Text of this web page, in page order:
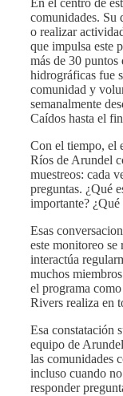
En el centro de
comunidades. Su
o realizar
que impulsa este
más de 30 puntos
hidrográficas fue
comunidad y
semanalmente
Caídos hasta el
Con el tiempo, el
Ríos de Arundel
muestreos: cada
preguntas. ¿Qué
importante?
Esas
este monitoreo se
interactúa
muchos
el programa
Rivers realiza en
Esa constatación
equipo de
las comunidades
incluso cuando
responder